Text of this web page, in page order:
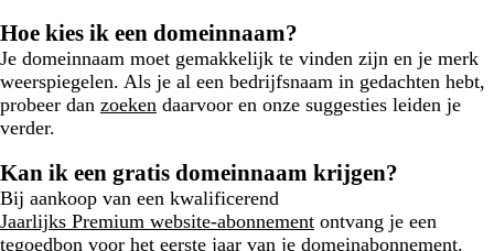
Hoe kies ik een domeinnaam?
Je domeinnaam moet gemakkelijk te vinden zijn en je merk
weerspiegelen. Als je al een bedrijfsnaam in gedachten hebt,
probeer dan zoeken daarvoor en onze suggesties leiden je
verder.
Kan ik een gratis domeinnaam krijgen?
Bij aankoop van een kwalificerend
Jaarlijks Premium website-abonnement ontvang je een
tegoedbon voor het eerste jaar van je domeinabonnement.